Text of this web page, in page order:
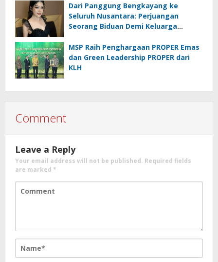
Dari Panggung Bengkayang ke
Seluruh Nusantara: Perjuangan
Seorang Biduan Demi Keluarga
MSP Raih Penghargaan PROPER Emas
dan Green Leadership PROPER dari
KLH
Comment
Leave a Reply
Your email address will not be published. Required fields
are marked *